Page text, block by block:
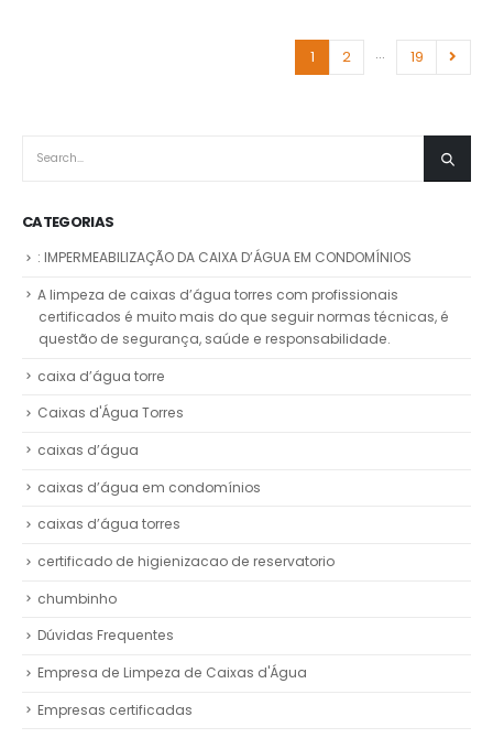
1 2 … 19
CATEGORIAS
: IMPERMEABILIZAÇÃO DA CAIXA D’ÁGUA EM CONDOMÍNIOS
A limpeza de caixas d’água torres com profissionais
certificados é muito mais do que seguir normas técnicas, é
questão de segurança, saúde e responsabilidade.
caixa d’água torre
Caixas d'Água Torres
caixas d’água
caixas d’água em condomínios
caixas d’água torres
certificado de higienizacao de reservatorio
chumbinho
Dúvidas Frequentes
Empresa de Limpeza de Caixas d'Água
Empresas certificadas